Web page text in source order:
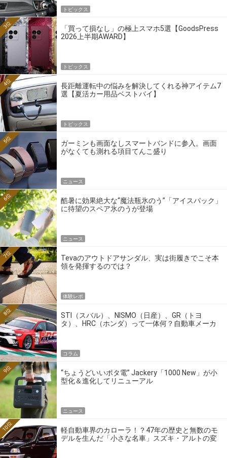
トピックス
「買って損なし」の極上スマホ5選【GoodsPress
2026上半期AWARD】
3位
トピックス
長距離運転中の悩みを解決してくれる神アイテム7
選【夏活カー用品ベストバイ】
4位
トピックス
ガーミンも画面なしスマートバンドに参入。画面
がなくても測れる項目てんこ盛り
5位
ニュース
酷暑に効果絶大な“魔法瓶氷のう”「アイスパック」
に待望のスペア氷のうが登場
6位
ニュース
Tevaのアウトドアサンダル、実は街履きでこそ本
領を発揮するのでは？
7位
体験レポ
STI（スバル）、NISMO（日産）、GR（トヨ
タ）、HRC（ホンダ）って一体何？自動車メーカ
8位
コラム
“ちょうどいいポタ電” Jackery「1000 New」が小
型化＆進化してリニューアル
9位
ニュース
軽自動車界のカローラ！？47年の歴史と無数のモ
デルを生んだ「小さな名車」スズキ・アルトの変
10位